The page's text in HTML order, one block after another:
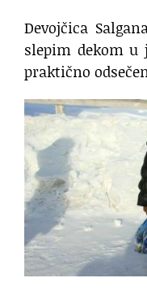
Devojčica
slepim dekom u
praktično